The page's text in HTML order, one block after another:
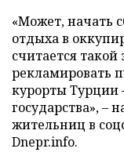
«Может, начать
отдыха в
считается такой
рекламировать
курорты Турции
государства», –
жительниц в
Dnepr.info.